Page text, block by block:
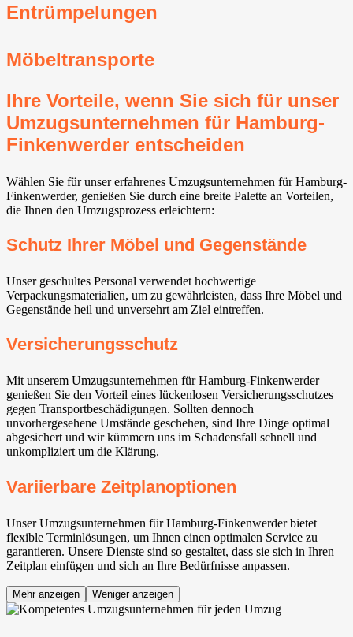
Entrümpelungen
Möbeltransporte
Ihre Vorteile, wenn Sie sich für unser
Umzugsunternehmen für Hamburg-
Finkenwerder entscheiden
Wählen Sie für unser erfahrenes Umzugsunternehmen für Hamburg-
Finkenwerder, genießen Sie durch eine breite Palette an Vorteilen,
die Ihnen den Umzugsprozess erleichtern:
Schutz Ihrer Möbel und Gegenstände
Unser geschultes Personal verwendet hochwertige
Verpackungsmaterialien, um zu gewährleisten, dass Ihre Möbel und
Gegenstände heil und unversehrt am Ziel eintreffen.
Versicherungsschutz
Mit unserem Umzugsunternehmen für Hamburg-Finkenwerder
genießen Sie den Vorteil eines lückenlosen Versicherungsschutzes
gegen Transportbeschädigungen. Sollten dennoch
unvorhergesehene Umstände geschehen, sind Ihre Dinge optimal
abgesichert und wir kümmern uns im Schadensfall schnell und
unkompliziert um die Klärung.
Variierbare Zeitplanoptionen
Unser Umzugsunternehmen für Hamburg-Finkenwerder bietet
flexible Terminlösungen, um Ihnen einen optimalen Service zu
garantieren. Unsere Dienste sind so gestaltet, dass sie sich in Ihren
Zeitplan einfügen und sich an Ihre Bedürfnisse anpassen.
Mehr anzeigen Weniger anzeigen